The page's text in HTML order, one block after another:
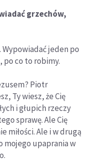
grzechów,
Wypowiadać jeden po
po co to robimy.
Piotr
Ty wiesz, że Cię
i głupich rzeczy
sprawę. Ale Cię
miłości. Ale i w drugą
mojego upaprania w